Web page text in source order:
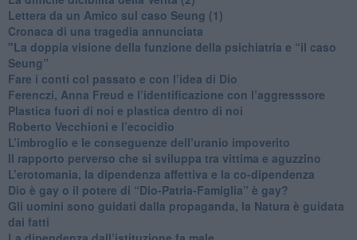
​Lettera da un Amico sul caso Seung (1)
​Cronaca di una tragedia annunciata
"​La doppia visione della funzione della psichiatria e “il caso
Seung”
​Fare i conti col passato e con l’idea di Dio
​Ferenczi, Anna Freud e l’identificazione con l’aggresssore
Plastica fuori di noi e plastica dentro di noi
​Roberto Vecchioni e l’ecocidio
​L’imbroglio e le conseguenze dell’uranio impoverito
​Il rapporto perverso che si sviluppa tra vittima e aguzzino
L’erotomania, la dipendenza affettiva e la co-dipendenza
​Dio è gay o il potere di “Dio-Patria-Famiglia” è gay?
​Gli uomini sono guidati dalla propaganda, la Natura è guidata
dai fatti